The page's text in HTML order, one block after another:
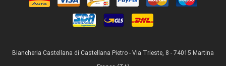
Biancheria Castellana di Castellana Pietro - Via Trieste, 8 - 74015 Martina